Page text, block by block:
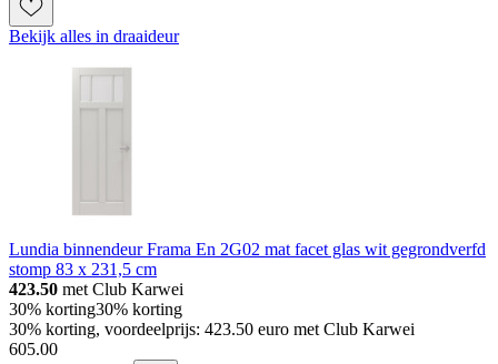
Bekijk alles in draaideur
Lundia binnendeur Frama En 2G02 mat facet glas wit gegrondverfd
stomp 83 x 231,5 cm
423.50 met Club Karwei
30% korting30% korting
30% korting, voordeelprijs: 423.50 euro met Club Karwei
605.00